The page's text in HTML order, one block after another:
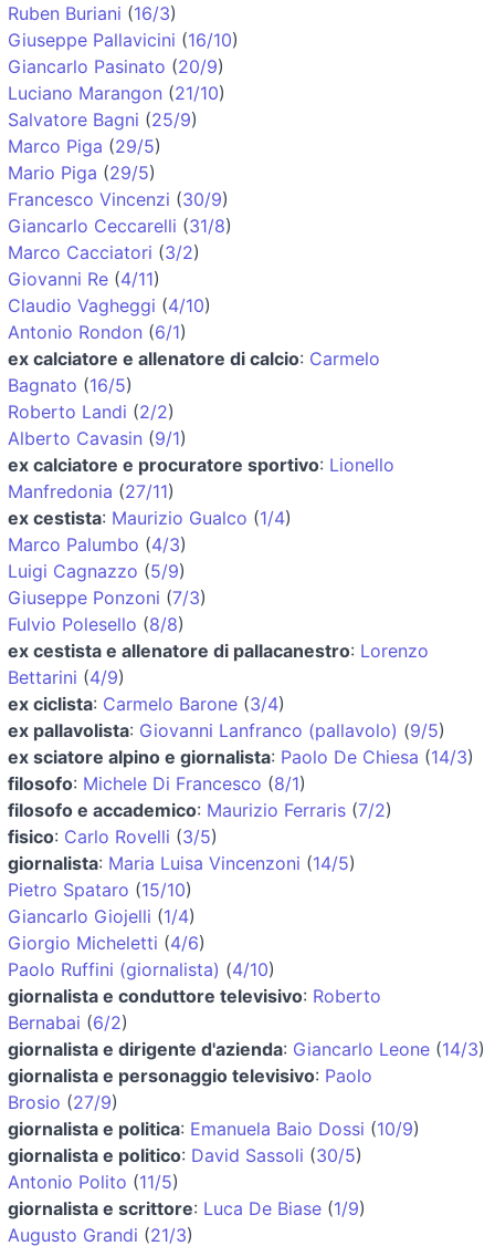
Ruben Buriani (16/3)
Giuseppe Pallavicini (16/10)
Giancarlo Pasinato (20/9)
Luciano Marangon (21/10)
Salvatore Bagni (25/9)
Marco Piga (29/5)
Mario Piga (29/5)
Francesco Vincenzi (30/9)
Giancarlo Ceccarelli (31/8)
Marco Cacciatori (3/2)
Giovanni Re (4/11)
Claudio Vagheggi (4/10)
Antonio Rondon (6/1)
ex calciatore e allenatore di calcio: Carmelo
Bagnato (16/5)
Roberto Landi (2/2)
Alberto Cavasin (9/1)
ex calciatore e procuratore sportivo: Lionello
Manfredonia (27/11)
ex cestista: Maurizio Gualco (1/4)
Marco Palumbo (4/3)
Luigi Cagnazzo (5/9)
Giuseppe Ponzoni (7/3)
Fulvio Polesello (8/8)
ex cestista e allenatore di pallacanestro: Lorenzo
Bettarini (4/9)
ex ciclista: Carmelo Barone (3/4)
ex pallavolista: Giovanni Lanfranco (pallavolo) (9/5)
ex sciatore alpino e giornalista: Paolo De Chiesa (14/3)
filosofo: Michele Di Francesco (8/1)
filosofo e accademico: Maurizio Ferraris (7/2)
fisico: Carlo Rovelli (3/5)
giornalista: Maria Luisa Vincenzoni (14/5)
Pietro Spataro (15/10)
Giancarlo Giojelli (1/4)
Giorgio Micheletti (4/6)
Paolo Ruffini (giornalista) (4/10)
giornalista e conduttore televisivo: Roberto
Bernabai (6/2)
giornalista e dirigente d'azienda: Giancarlo Leone (14/3)
giornalista e personaggio televisivo: Paolo
Brosio (27/9)
giornalista e politica: Emanuela Baio Dossi (10/9)
giornalista e politico: David Sassoli (30/5)
Antonio Polito (11/5)
giornalista e scrittore: Luca De Biase (1/9)
Augusto Grandi (21/3)